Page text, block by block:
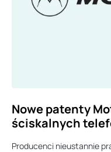
Nowe patenty
ściskalnych
Producenci nieustannie